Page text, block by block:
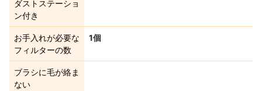
ダストステーショ
ン付き
お手入れが必要な
フィルターの数
1個
ブラシに毛が絡ま
ない